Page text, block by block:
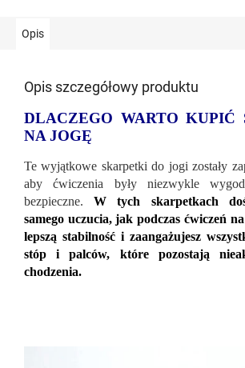
Opis
Opis szczegółowy produktu
DLACZEGO WARTO KUPIĆ
NA JOGĘ
Te wyjątkowe skarpetki do jogi zostały
aby ćwiczenia były niezwykle
bezpieczne.W tych skarpetkach
samego uczucia, jak podczas ćwiczeń
lepszą stabilność i zaangażujesz
stóp i palców, które pozostają
chodzenia.